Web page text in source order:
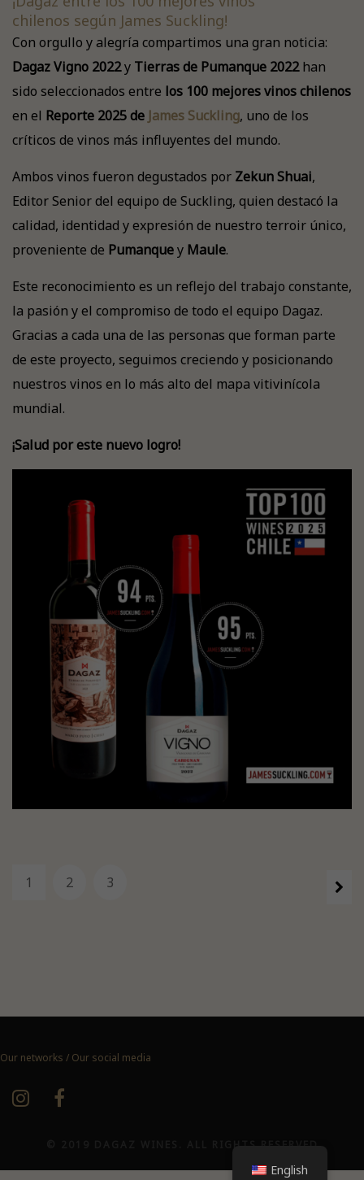
chilenos según James Suckling!
Con orgullo y alegría compartimos una gran noticia:
Dagaz Vigno 2022y Tierras de Pumanque 2022han
sido seleccionados entre los 100 mejores vinos chilenos
en el Reporte 2025 de James Suckling, uno de los
críticos de vinos más influyentes del mundo.
Ambos vinos fueron degustados por Zekun Shuai,
Editor Senior del equipo de Suckling, quien destacó la
calidad, identidad y expresión de nuestro terroir único,
proveniente de Pumanquey Maule.
Este reconocimiento es un reflejo del trabajo constante,
la pasión y el compromiso de todo el equipo Dagaz.
Gracias a cada una de las personas que forman parte
de este proyecto, seguimos creciendo y posicionando
nuestros vinos en lo más alto del mapa vitivinícola
mundial.
¡Salud por este nuevo logro!
1 2 3
Our networks / Our social media
© 2019 DAGAZ WINES. ALL RIGHTS RESERVED
English